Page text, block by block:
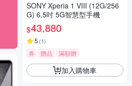
SONY Xperia 1 VIII (12G/256
G) 6.5吋 5G智慧型手機
$43,880
5 (1)
券 贈品 滿額贈
加入購物車